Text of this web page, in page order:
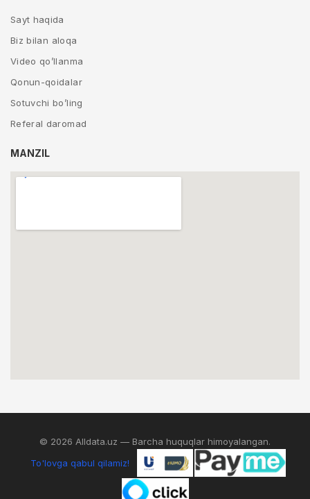
Sayt haqida
Biz bilan aloqa
Video qo’llanma
Qonun-qoidalar
Sotuvchi bo’ling
Referal daromad
MANZIL
© 2026 Alldata.uz — Barcha huquqlar himoyalangan.
To'lovga qabul qilamiz!